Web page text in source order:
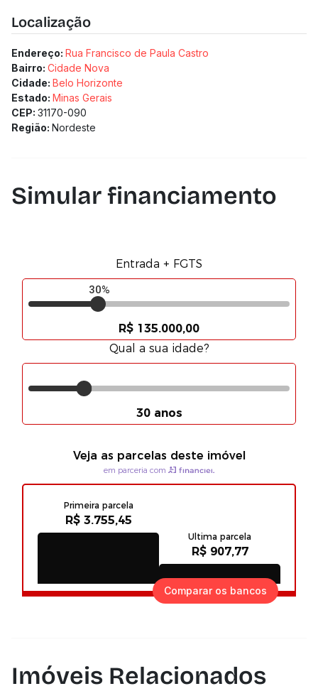
Localização
Endereço: Rua Francisco de Paula Castro
Bairro: Cidade Nova
Cidade: Belo Horizonte
Estado: Minas Gerais
CEP: 31170-090
Região: Nordeste
Simular financiamento
Comparar os bancos
Imóveis Relacionados